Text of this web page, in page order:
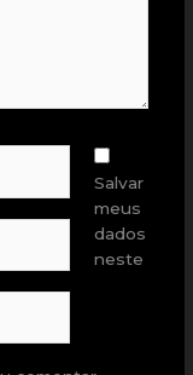
Salvar
meus
dados
neste